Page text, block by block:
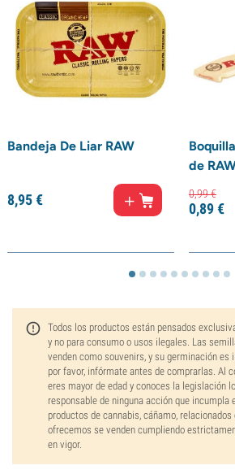
Bandeja De Liar RAW
8,95€
de
0,99€
0,89€
Todos los productos están pensados
y no para consumo o usos ilegales. Las
venden como souvenirs, y su germinación
por favor, infórmate antes de comprarlas. Al
eres mayor de edad y conoces la legislación
responsable de ninguna acción que incumpla
productos de cannabis, cáñamo,
ofrecemos se venden cumpliendo
en vigor.